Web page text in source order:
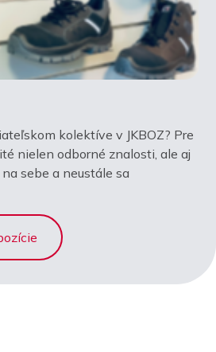
kolektíve v JKBOZ? Pre
nielen odborné znalosti, ale aj
sebe a neustále sa